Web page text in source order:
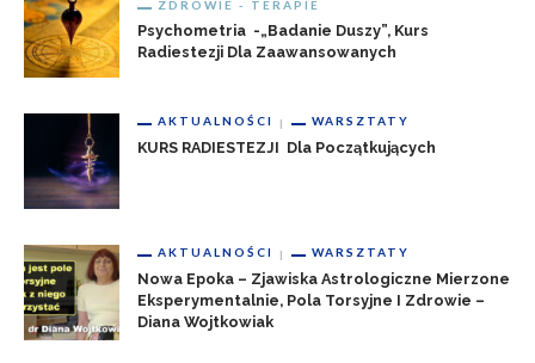
ZDROWIE - TERAPIE
Psychometria -„badanie Duszy”, Kurs
Radiestezji Dla Zaawansowanych
AKTUALNOŚCI WARSZTATY
KURS RADIESTEZJI Dla Początkujących
AKTUALNOŚCI WARSZTATY
Nowa Epoka – Zjawiska Astrologiczne Mierzone
Eksperymentalnie, Pola Torsyjne I Zdrowie –
Diana Wojtkowiak